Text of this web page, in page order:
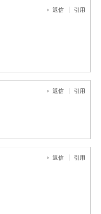
返信 引用
返信 引用
返信 引用